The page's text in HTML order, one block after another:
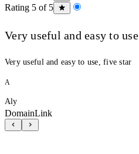
Rating 5 of 5
Very useful and easy to use
Very useful and easy to use, five star
A
Aly
DomainLink